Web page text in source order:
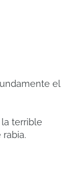
el
terrible